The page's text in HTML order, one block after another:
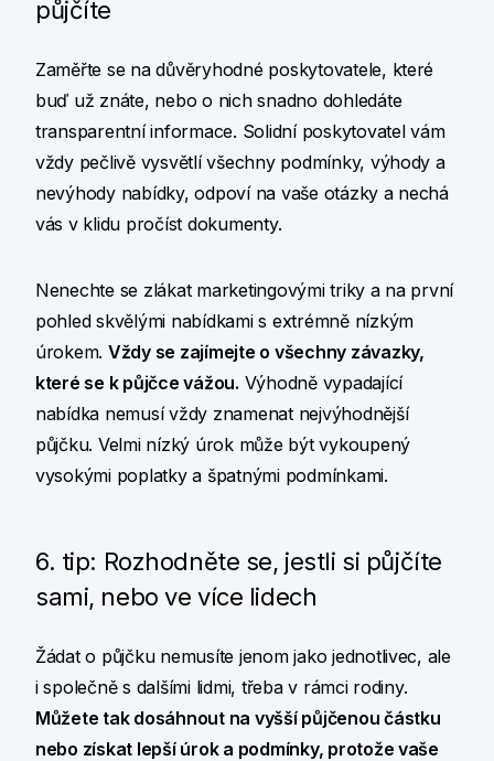
půjčíte
Zaměřte se na důvěryhodné poskytovatele, které
buď už znáte, nebo o nich snadno dohledáte
transparentní informace. Solidní poskytovatel vám
vždy pečlivě vysvětlí všechny podmínky, výhody a
nevýhody nabídky, odpoví na vaše otázky a nechá
vás v klidu pročíst dokumenty.
Nenechte se zlákat marketingovými triky a na první
pohled skvělými nabídkami s extrémně nízkým
úrokem. Vždy se zajímejte o všechny závazky,
které se k půjčce vážou. Výhodně vypadající
nabídka nemusí vždy znamenat nejvýhodnější
půjčku. Velmi nízký úrok může být vykoupený
vysokými poplatky a špatnými podmínkami.
6. tip: Rozhodněte se, jestli si půjčíte
sami, nebo ve více lidech
Žádat o půjčku nemusíte jenom jako jednotlivec, ale
i společně s dalšími lidmi, třeba v rámci rodiny.
Můžete tak dosáhnout na vyšší půjčenou částku
nebo získat lepší úrok a podmínky, protože vaše